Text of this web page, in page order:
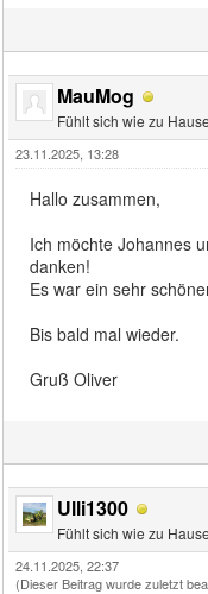
MauMog
Fühlt sich wie zu Hause
23.11.2025, 13:28
Hallo zusammen,
Ich möchte Johannes
danken!
Es war ein sehr
Bis bald mal wieder.
Gruß Oliver
Ulli1300
Fühlt sich wie zu Hause
24.11.2025, 22:37
(Dieser Beitrag wurde zuletzt